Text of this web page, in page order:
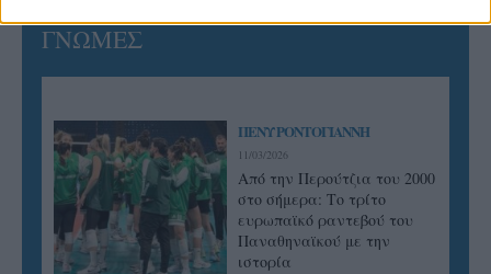
ΓΝΩΜΕΣ
ΠΕΝΥ ΡΟΝΤΟΓΙΑΝΝΗ
11/03/2026
Από την Περούτζια του 2000
στο σήμερα: Tο τρίτο
ευρωπαϊκό ραντεβού του
Παναθηναϊκού με την
ιστορία